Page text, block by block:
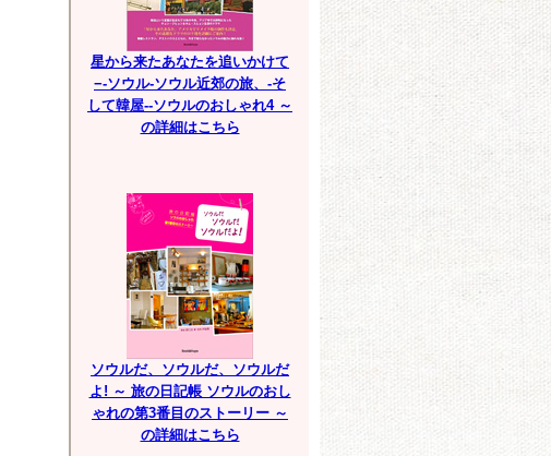
星から来たあなたを追いかけて
−-ソウル-ソウル近郊の旅、-そ
して韓屋--ソウルのおしゃれ4 ～
の詳細はこちら
ソウルだ、ソウルだ、ソウルだ
よ! ～ 旅の日記帳 ソウルのおし
ゃれの第3番目のストーリー ～
の詳細はこちら